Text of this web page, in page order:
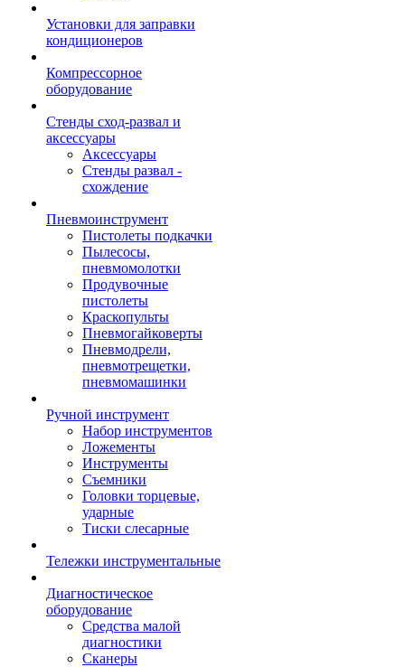
Установки для заправки
кондиционеров
Компрессорное
оборудование
Стенды сход-развал и
аксессуары
Аксессуары
Стенды развал -
схождение
Пневмоинструмент
Пистолеты подкачки
Пылесосы,
пневмомолотки
Продувочные
пистолеты
Краскопульты
Пневмогайковерты
Пневмодрели,
пневмотрещетки,
пневмомашинки
Ручной инструмент
Набор инструментов
Ложементы
Инструменты
Съемники
Головки торцевые,
ударные
Тиски слесарные
Тележки инструментальные
Диагностическое
оборудование
Средства малой
диагностики
Сканеры